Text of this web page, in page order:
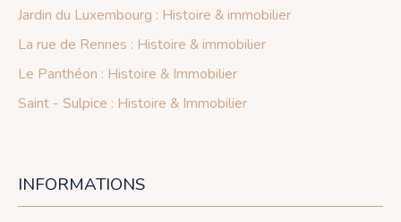
Jardin du Luxembourg : Histoire & immobilier
La rue de Rennes : Histoire & immobilier
Le Panthéon : Histoire & Immobilier
Saint - Sulpice : Histoire & Immobilier
INFORMATIONS